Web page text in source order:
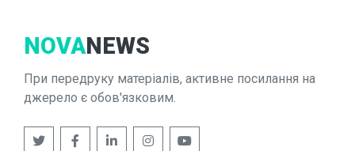
NOVANEWS
При передруку матеріалів, активне посилання на
джерело є обов'язковим.